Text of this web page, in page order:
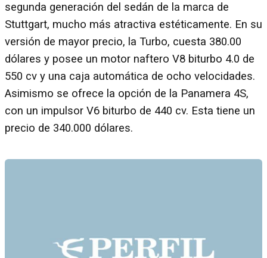
segunda generación del sedán de la marca de
Stuttgart, mucho más atractiva estéticamente. En su
versión de mayor precio, la Turbo, cuesta 380.00
dólares y posee un motor naftero V8 biturbo 4.0 de
550 cv y una caja automática de ocho velocidades.
Asimismo se ofrece la opción de la Panamera 4S,
con un impulsor V6 biturbo de 440 cv. Esta tiene un
precio de 340.000 dólares.